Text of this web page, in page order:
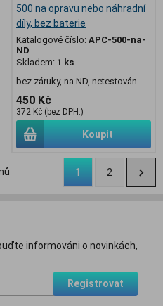
500 na opravu nebo náhradní
díly, bez baterie
Katalogové číslo: APC-500-na-
ND
Skladem: 1 ks
bez záruky, na ND, netestován
450 Kč
372 Kč (bez DPH:)
Koupit
1 2
informováni o novinkách,
Registrovat